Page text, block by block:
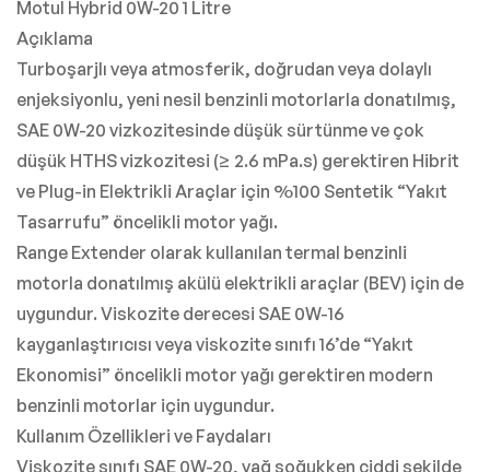
Motul Hybrid 0W-20 1 Litre
Açıklama
Turboşarjlı veya atmosferik, doğrudan veya dolaylı
enjeksiyonlu, yeni nesil benzinli motorlarla donatılmış,
SAE 0W-20 vizkozitesinde düşük sürtünme ve çok
düşük HTHS vizkozitesi (≥ 2.6 mPa.s) gerektiren Hibrit
ve Plug-in Elektrikli Araçlar için %100 Sentetik “Yakıt
Tasarrufu” öncelikli motor yağı.
Range Extender olarak kullanılan termal benzinli
motorla donatılmış akülü elektrikli araçlar (BEV) için de
uygundur. Viskozite derecesi SAE 0W-16
kayganlaştırıcısı veya viskozite sınıfı 16’de “Yakıt
Ekonomisi” öncelikli motor yağı gerektiren modern
benzinli motorlar için uygundur.
Kullanım Özellikleri ve Faydaları
Viskozite sınıfı SAE 0W-20, yağ soğukken ciddi şekilde